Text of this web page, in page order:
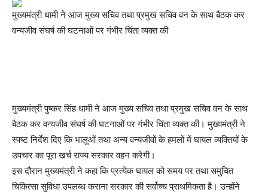
मुख्यमंत्री धामी ने आज मुख्य सचिव तथा प्रमुख सचिव वन के साथ बैठक कर
वन्यजीव संघर्ष की घटनाओं पर गंभीर चिंता व्यक्त की
मुख्यमंत्री पुष्कर सिंह धामी ने आज मुख्य सचिव तथा प्रमुख सचिव वन के साथ
बैठक कर वन्यजीव संघर्ष की घटनाओं पर गंभीर चिंता व्यक्त की। मुख्यमंत्री ने
स्पष्ट निर्देश दिए कि भालुओं तथा अन्य वन्यजीवों के हमलों में घायल व्यक्तियों के
उपचार का पूरा खर्च राज्य सरकार वहन करेगी।
इस दौरान मुख्यमंत्री ने कहा कि प्रत्येक घायल को समय पर तथा समुचित
चिकित्सा सुविधा उपलब्ध कराना सरकार की सर्वोच्च प्राथमिकता है। उन्होंने